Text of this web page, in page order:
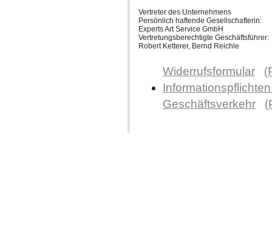
Vertreter des Unternehmens
Persönlich haftende Gesellschafterin:
Experts Art Service GmbH
Vertretungsberechtigte Geschäftsführer:
Robert Ketterer, Bernd Reichle
Widerrufsformular
Geschäftsverkehr